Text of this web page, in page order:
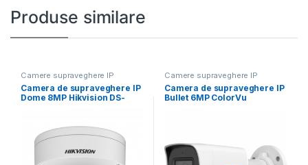
Produse similare
Camere supraveghere IP
Camera de supraveghere IP
Dome 8MP Hikvision DS-
Camere supraveghere IP
Camera de supraveghere IP
Bullet 6MP ColorVu